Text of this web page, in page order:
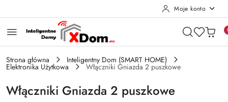
Moje konto
Strona główna Inteligentny Dom (SMART HOME)
Elektronika Użytkowa Włączniki Gniazda 2 puszkowe
Włączniki Gniazda 2 puszkowe